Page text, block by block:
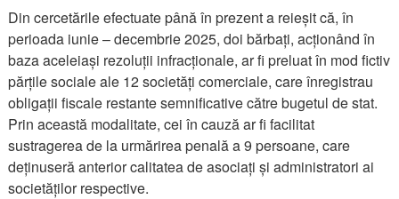
Din cercetările efectuate până în prezent a reieșit că, în
perioada iunie – decembrie 2025, doi bărbați, acționând în
baza aceleiași rezoluții infracționale, ar fi preluat în mod fictiv
părțile sociale ale 12 societăți comerciale, care înregistrau
obligații fiscale restante semnificative către bugetul de stat.
Prin această modalitate, cei în cauză ar fi facilitat
sustragerea de la urmărirea penală a 9 persoane, care
deținuseră anterior calitatea de asociați și administratori ai
societăților respective.